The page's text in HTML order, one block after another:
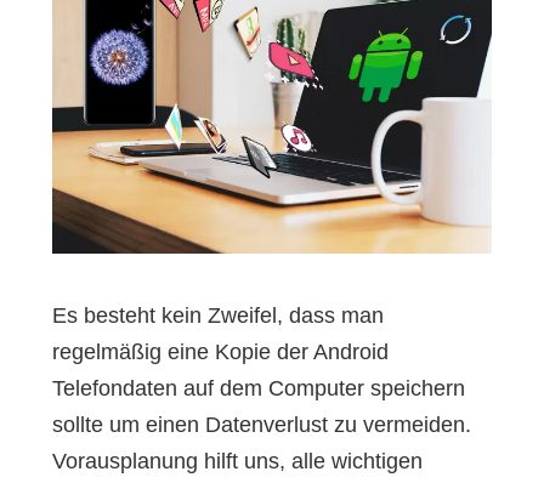
Es besteht kein Zweifel, dass man
regelmäßig eine Kopie der Android
Telefondaten auf dem Computer speichern
sollte um einen Datenverlust zu vermeiden.
Vorausplanung hilft uns, alle wichtigen